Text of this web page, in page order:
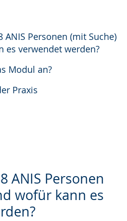
ANIS Personen (mit Suche)
es verwendet werden?
Modul an?
Praxis
ANIS Personen
wofür kann es